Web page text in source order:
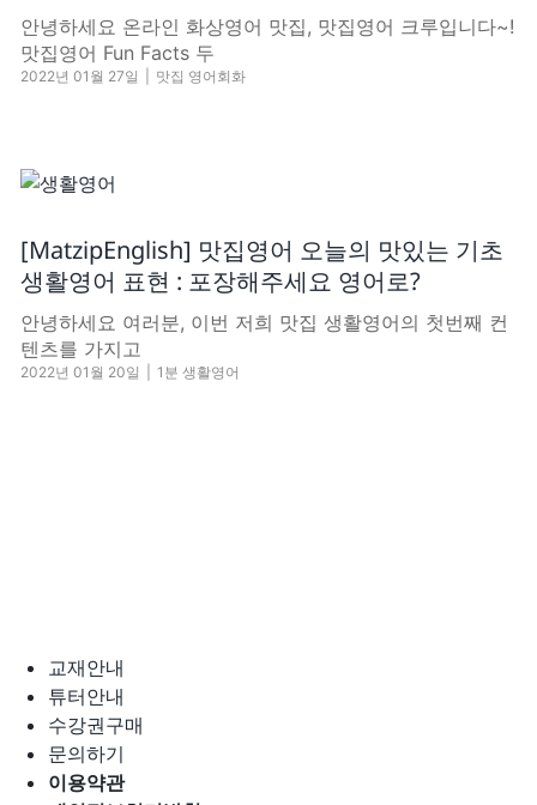
안녕하세요 온라인 화상영어 맛집, 맛집영어 크루입니다~!
​맛집영어 Fun Facts 두
2022년 01월 27일 맛집 영어회화
[MatzipEnglish] 맛집영어 오늘의 맛있는 기초
생활영어 표현 : 포장해주세요 영어로?
안녕하세요 여러분, 이번 저희 맛집 생활영어의 첫번째 컨
텐츠를 가지고
2022년 01월 20일 1분 생활영어
교재안내
튜터안내
수강권구매
문의하기
이용약관